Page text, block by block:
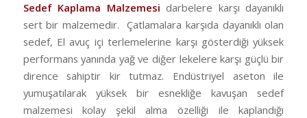
Sedef Kaplama Malzemesi darbelere karşı dayanıklı
sert bir malzemedir. Çatlamalara karşıda dayanıklı olan
sedef, El avuç içi terlemelerine karşı gösterdiği yüksek
performans yanında yağ ve diğer lekelere karşı güçlü bir
dirence sahiptir kir tutmaz. Endüstriyel aseton ile
yumuşatılarak yüksek bir esnekliğe kavuşan sedef
malzemesi kolay şekil alma özelliği ile kaplandığı